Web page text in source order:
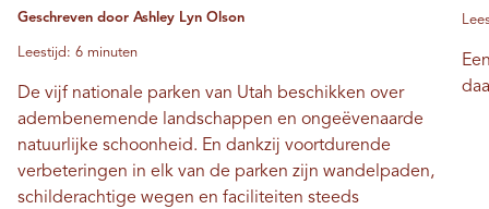
Geschreven door Ashley Lyn Olson
Leestijd: 6 minuten
De vijf nationale parken van Utah beschikken over
adembenemende landschappen en ongeëvenaarde
natuurlijke schoonheid. En dankzij voortdurende
verbeteringen in elk van de parken zijn wandelpaden,
schilderachtige wegen en faciliteiten steeds